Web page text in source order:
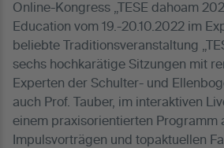
Online-Kongress „TESE dahoam
Education vom 19.-20.10.2022 im
beliebte Traditionsveranstaltung
sechs hochkarätige Sitzungen mit
Experten der Schulter- und
auch Prof. Tauber, im interaktiven
einem praxisorientierten Programm
Impulsvorträgen und topaktuellen